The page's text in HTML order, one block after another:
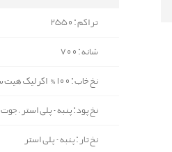
تراکم : 2550
شانه : 700
نخ خاب : 100% اکرلیک هیت ست
نخ پود : پنبه - پلی استر ، جوت
نخ تار : پنبه - پلی استر